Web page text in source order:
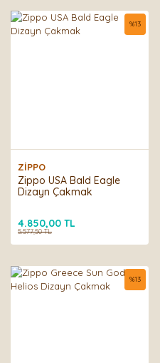
ZİPPO
Zippo USA Bald Eagle
Dizayn Çakmak
%13
4.850,00 TL
5.577,50 TL
%13